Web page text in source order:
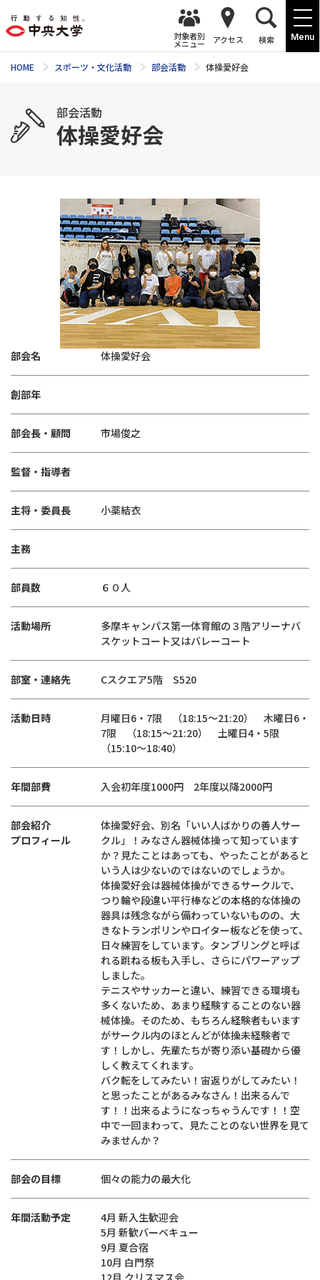
Menu
対象者別
メニュー アクセス 検索
HOME スポーツ・文化活動 部会活動 体操愛好会
部会活動
体操愛好会
部会名 体操愛好会
創部年
部会長・顧問 市場俊之
監督・指導者
主将・委員長 小薬結衣
主務
部員数 ６０人
活動場所
多摩キャンパス第一体育館の３階アリーナバ
スケットコート又はバレーコート
部室・連絡先 Cスクエア5階 S520
活動日時
月曜日6・7限 （18:15〜21:20） 木曜日6・
7限 （18:15〜21:20） 土曜日4・5限
（15:10～18:40）
年間部費 入会初年度1000円 2年度以降2000円
部会紹介
プロフィール
体操愛好会、別名「いい人ばかりの善人サー
クル」！みなさん器械体操って知っています
か？見たことはあっても、やったことがあると
いう人は少ないのではないのでしょうか。
体操愛好会は器械体操ができるサークルで、
つり輪や段違い平行棒などの本格的な体操の
器具は残念ながら備わっていないものの、大
きなトランポリンやロイター板などを使って、
日々練習をしています。タンブリングと呼ば
れる跳ねる板も入手し、さらにパワーアップ
しました。
テニスやサッカーと違い、練習できる環境も
多くないため、あまり経験することのない器
械体操。そのため、もちろん経験者もいます
がサークル内のほとんどが体操未経験者で
す！しかし、先輩たちが寄り添い基礎から優
しく教えてくれます。
バク転をしてみたい！宙返りがしてみたい！
と思ったことがあるみなさん！出来るんで
す！！出来るようになっちゃうんです！！空
中で一回まわって、見たことのない世界を見て
みませんか？
部会の目標 個々の能力の最大化
年間活動予定
4月 新入生歓迎会
5月 新歓バーベキュー
9月 夏合宿
10月 白門祭
12月 クリスマス会